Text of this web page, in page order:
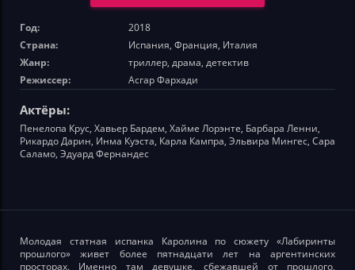
Год:
2018
Страна:
Испания, Франция, Италия
Жанр:
триллер, драма, детектив
Режиссер:
Асгар Фархади
Актёры:
Пенелопа Крус, Хавьер Бардем, Хайме Лорэнте, Барбара Ленни,
Рикардо Дарин, Инма Куэста, Карла Кампра, Эльвира Мингес, Сара
Саламо, Эдуард Фернандес
Молодая статная испанка Каролина по сюжету «Лабиринты
прошлого» живет более пятнадцати лет на аргентинских
просторах. Именно там девушке, сбежавшей от прошлого,